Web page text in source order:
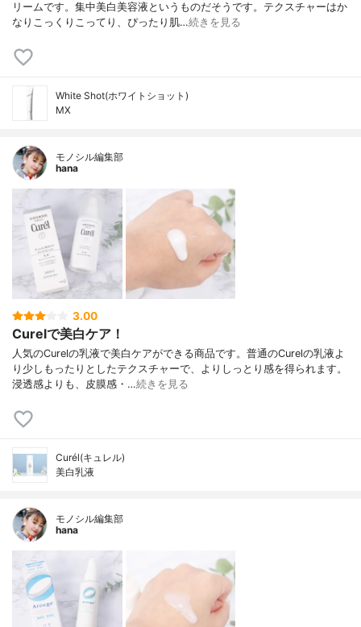
リームです。集中美白美容液というものだそうです。テクスチャーはか
なりこっくりこってり、ぴったり肌…続きを見る
White Shot(ホワイトショット)
MX
モノシル編集部
hana
3.00
Curelで美白ケア！
人気のCurelの乳液で美白ケアができる商品です。普通のCurelの乳液よ
り少しもったりとしたテクスチャーで、よりしっとり感を得られます。
浸透感よりも、皮膜感・…続きを見る
Curél(キュレル)
美白乳液
モノシル編集部
hana